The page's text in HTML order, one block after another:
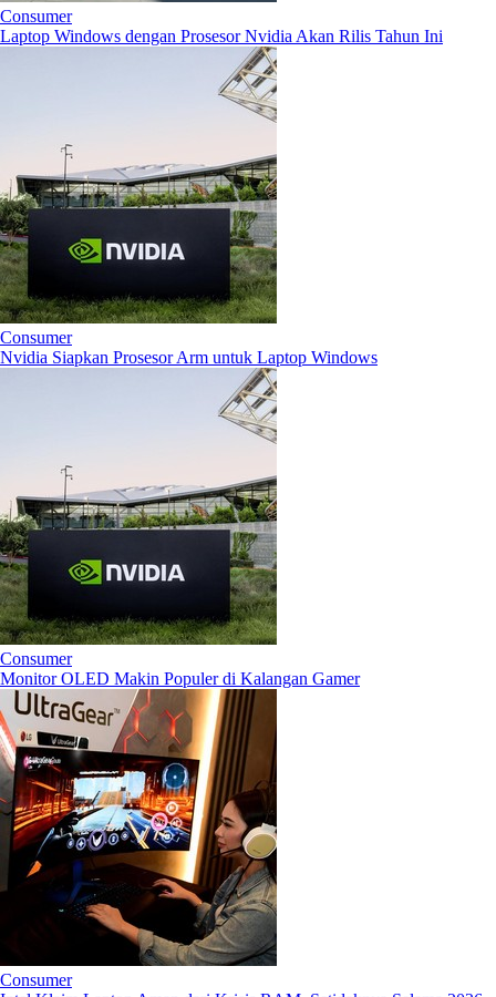
Consumer
Laptop Windows dengan Prosesor Nvidia Akan Rilis Tahun Ini
Consumer
Nvidia Siapkan Prosesor Arm untuk Laptop Windows
Consumer
Monitor OLED Makin Populer di Kalangan Gamer
Consumer